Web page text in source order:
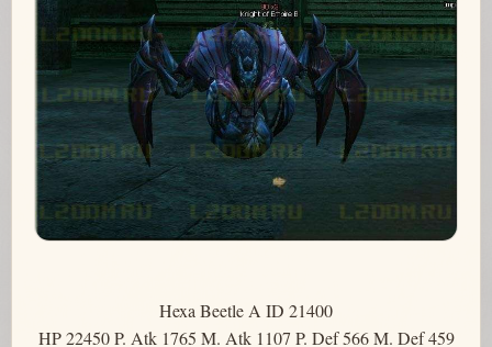
Hexa Beetle A ID 21400
HP 22450 P. Atk 1765 M. Atk 1107 P. Def 566 M. Def 459